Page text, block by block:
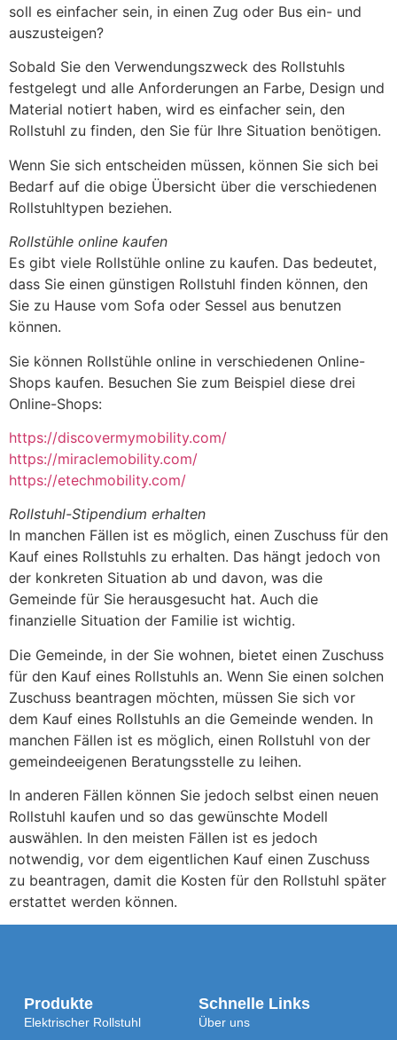
soll es einfacher sein, in einen Zug oder Bus ein- und
auszusteigen?
Sobald Sie den Verwendungszweck des Rollstuhls
festgelegt und alle Anforderungen an Farbe, Design und
Material notiert haben, wird es einfacher sein, den
Rollstuhl zu finden, den Sie für Ihre Situation benötigen.
Wenn Sie sich entscheiden müssen, können Sie sich bei
Bedarf auf die obige Übersicht über die verschiedenen
Rollstuhltypen beziehen.
Rollstühle online kaufen
Es gibt viele Rollstühle online zu kaufen. Das bedeutet,
dass Sie einen günstigen Rollstuhl finden können, den
Sie zu Hause vom Sofa oder Sessel aus benutzen
können.
Sie können Rollstühle online in verschiedenen Online-
Shops kaufen. Besuchen Sie zum Beispiel diese drei
Online-Shops:
https://discovermymobility.com/
https://miraclemobility.com/
https://etechmobility.com/
Rollstuhl-Stipendium erhalten
In manchen Fällen ist es möglich, einen Zuschuss für den
Kauf eines Rollstuhls zu erhalten. Das hängt jedoch von
der konkreten Situation ab und davon, was die
Gemeinde für Sie herausgesucht hat. Auch die
finanzielle Situation der Familie ist wichtig.
Die Gemeinde, in der Sie wohnen, bietet einen Zuschuss
für den Kauf eines Rollstuhls an. Wenn Sie einen solchen
Zuschuss beantragen möchten, müssen Sie sich vor
dem Kauf eines Rollstuhls an die Gemeinde wenden. In
manchen Fällen ist es möglich, einen Rollstuhl von der
gemeindeeigenen Beratungsstelle zu leihen.
In anderen Fällen können Sie jedoch selbst einen neuen
Rollstuhl kaufen und so das gewünschte Modell
auswählen. In den meisten Fällen ist es jedoch
notwendig, vor dem eigentlichen Kauf einen Zuschuss
zu beantragen, damit die Kosten für den Rollstuhl später
erstattet werden können.
Produkte
Elektrischer Rollstuhl
Schnelle Links
Über uns